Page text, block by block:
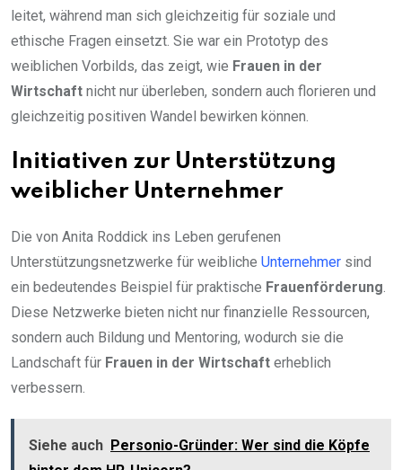
leitet, während man sich gleichzeitig für soziale und
ethische Fragen einsetzt. Sie war ein Prototyp des
weiblichen Vorbilds, das zeigt, wie Frauen in der
Wirtschaft nicht nur überleben, sondern auch florieren und
gleichzeitig positiven Wandel bewirken können.
Initiativen zur Unterstützung
weiblicher Unternehmer
Die von Anita Roddick ins Leben gerufenen
Unterstützungsnetzwerke für weibliche Unternehmer sind
ein bedeutendes Beispiel für praktische Frauenförderung
Diese Netzwerke bieten nicht nur finanzielle Ressourcen,
sondern auch Bildung und Mentoring, wodurch sie die
Landschaft für Frauen in der Wirtschaft erheblich
verbessern.
Siehe auch Personio-Gründer: Wer sind die Köpfe